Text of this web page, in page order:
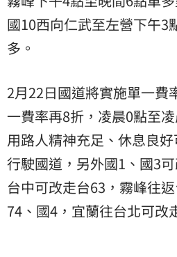
國10西向仁武至左營下午3
多。
2月22日國道將實施單一費
一費率再8折，凌晨0點至
用路人精神充足、休息良
行駛國道，另外國1、國3
台中可改走台63，霧峰往
74、國4，宜蘭往台北可改